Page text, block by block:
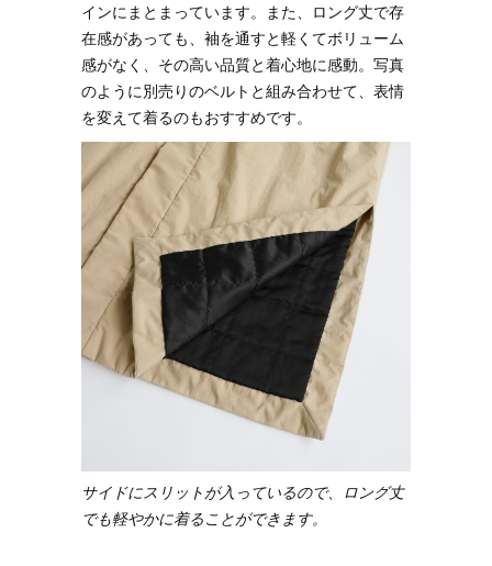
インにまとまっています。また、ロング丈で存
在感があっても、袖を通すと軽くてボリューム
感がなく、その高い品質と着心地に感動。写真
のように別売りのベルトと組み合わせて、表情
を変えて着るのもおすすめです。
サイドにスリットが入っているので、ロング丈
でも軽やかに着ることができます。